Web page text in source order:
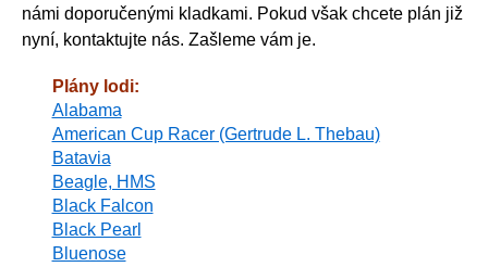
námi doporučenými kladkami. Pokud však chcete plán již
nyní, kontaktujte nás. Zašleme vám je.
Plány lodi:
Alabama
American Cup Racer (Gertrude L. Thebau)
Batavia
Beagle, HMS
Black Falcon
Black Pearl
Bluenose